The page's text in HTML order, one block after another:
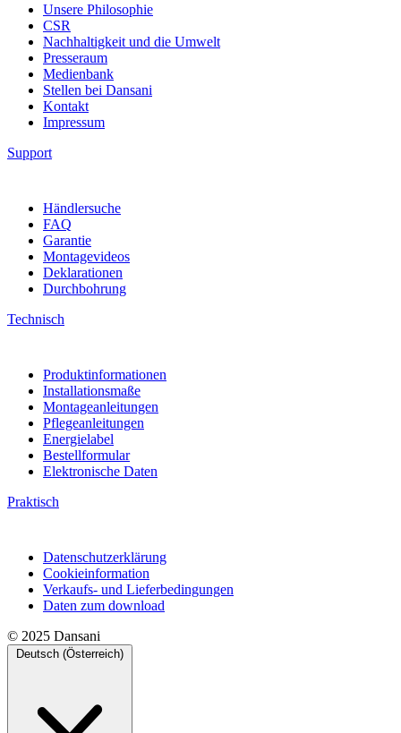
Unsere Philosophie
CSR
Nachhaltigkeit und die Umwelt
Presseraum
Medienbank
Stellen bei Dansani
Kontakt
Impressum
Support
Händlersuche
FAQ
Garantie
Montagevideos
Deklarationen
Durchbohrung
Technisch
Produktinformationen
Installationsmaße
Montageanleitungen
Pflegeanleitungen
Energielabel
Bestellformular
Elektronische Daten
Praktisch
Datenschutzerklärung
Cookieinformation
Verkaufs- und Lieferbedingungen
Daten zum download
© 2025 Dansani
Deutsch (Österreich)